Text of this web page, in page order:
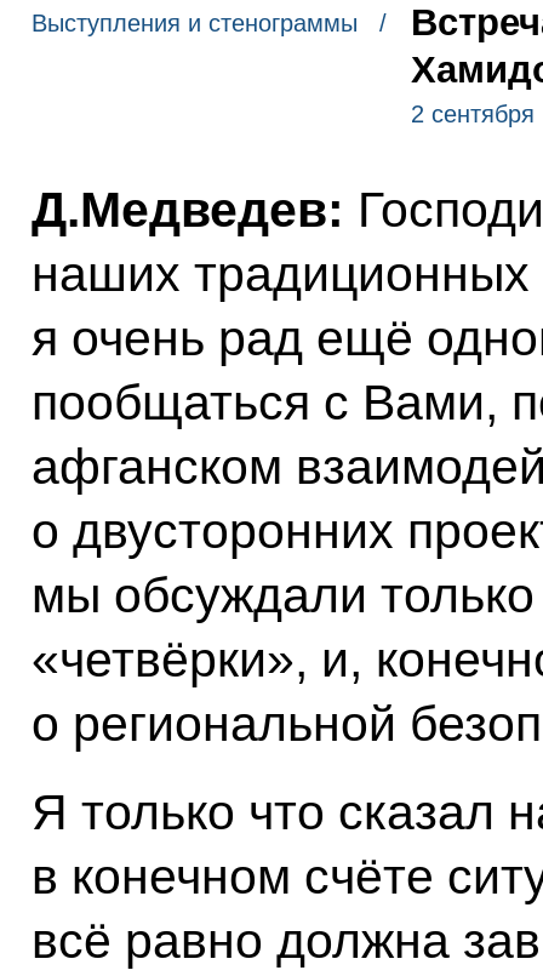
Выступления и стенограммы /
2
Д.Медведев:
наших традиционных
я очень рад ещё
пообщаться с Вами,
афганском
о двусторонних
мы обсуждали
«четвёрки», и,
о региональной
Я только что сказал
в конечном счёте
всё равно должна